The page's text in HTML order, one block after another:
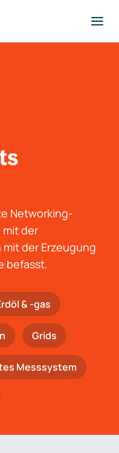
Networking-
mit der
der Erzeugung
befasst.
& -gas
Grids
Messsystem